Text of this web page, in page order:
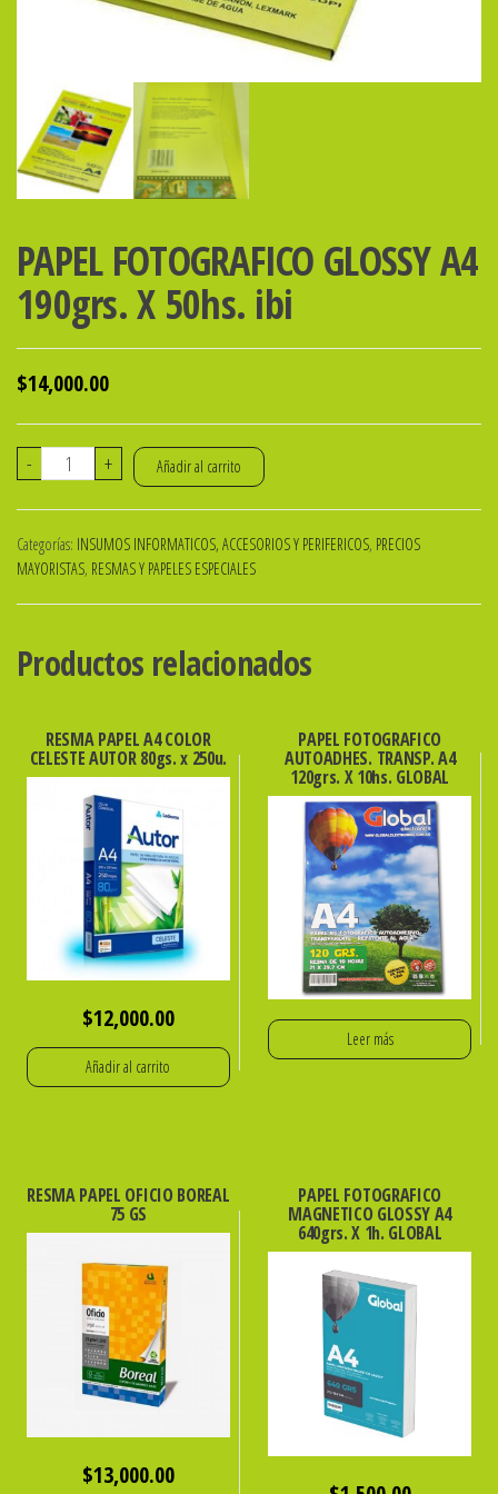
PAPEL FOTOGRAFICO GLOSSY A4
190grs. X 50hs. ibi
$14,000.00
-
PAPEL
FOTOGRAFICO
A4
190grs.
50hs.
ibi
+ Añadir al carrito
Categorías: INSUMOS INFORMATICOS, ACCESORIOS Y PERIFERICOS, PRECIOS
MAYORISTAS, RESMAS Y PAPELES ESPECIALES
Productos relacionados
RESMA PAPEL A4 COLOR
CELESTE AUTOR 80gs. x 250u.
$12,000.00
Añadir al carrito
PAPEL FOTOGRAFICO
AUTOADHES. TRANSP. A4
120grs. X 10hs. GLOBAL
Leer más
RESMA PAPEL OFICIO BOREAL
75 GS
$13,000.00
PAPEL FOTOGRAFICO
MAGNETICO GLOSSY A4
640grs. X 1h. GLOBAL